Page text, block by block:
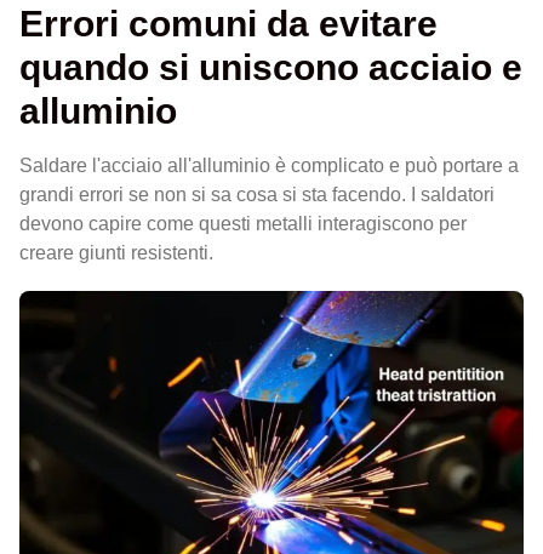
Errori comuni da evitare
quando si uniscono acciaio e
alluminio
Saldare l'acciaio all'alluminio è complicato e può portare a
grandi errori se non si sa cosa si sta facendo. I saldatori
devono capire come questi metalli interagiscono per
creare giunti resistenti.